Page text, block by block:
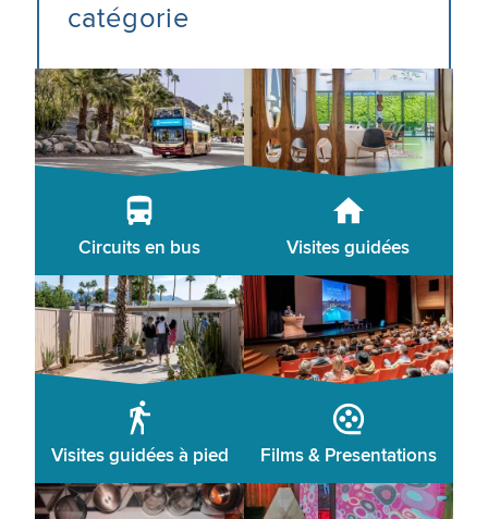
catégorie
Circuits en bus Visites guidées
Visites guidées à pied Films & Presentations